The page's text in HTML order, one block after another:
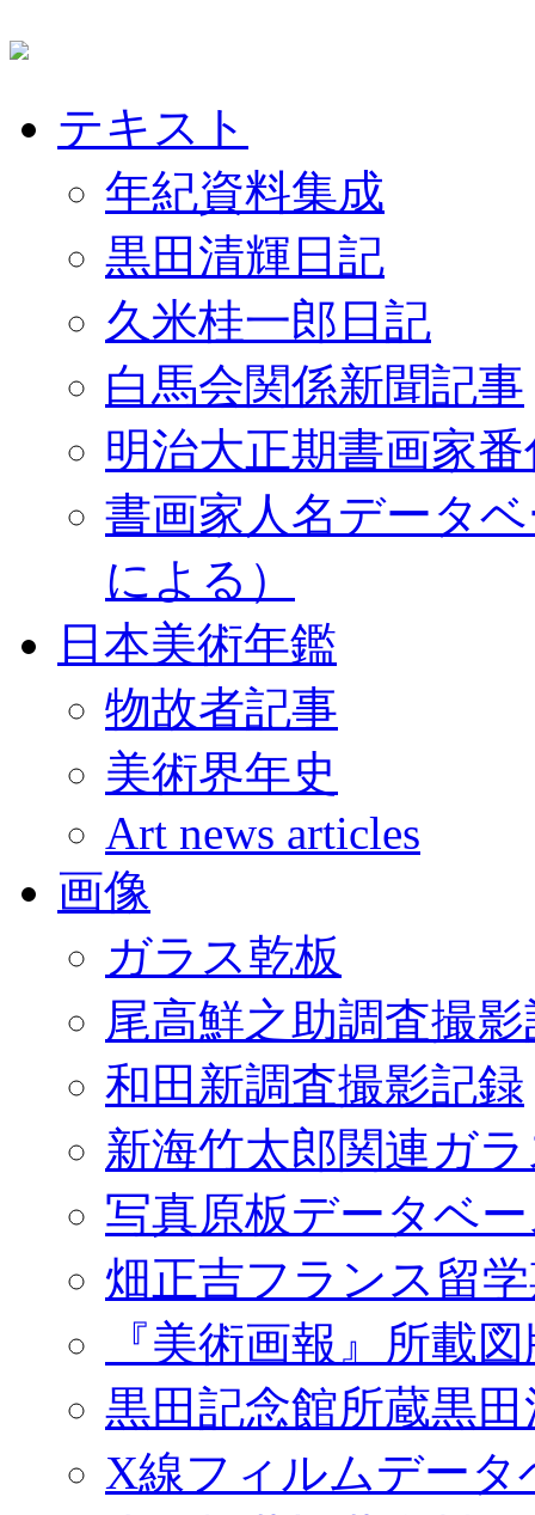
テキスト
年紀資料集成
黒田清輝日記
久米桂一郎日記
白馬会関係新聞記事
明治大正期書画家
書画家人名データ
による）
日本美術年鑑
物故者記事
美術界年史
Art news articles
画像
ガラス乾板
尾高鮮之助調査撮
和田新調査撮影記録
新海竹太郎関連ガ
写真原板データベ
畑正吉フランス留
『美術画報』所載
黒田記念館所蔵黒
X線フィルムデータ